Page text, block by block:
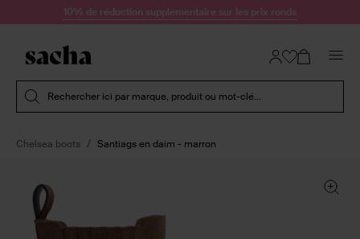
Passer au contenu10% de réduction supplémentaire sur les prix ronds
Rechercher ici par marque, produit ou mot-clé...
Chelsea boots Santiags en daim - marron